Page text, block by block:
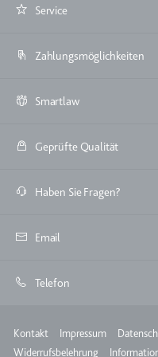
Anbieter:
Anbieter:
Service
Zahlungsmöglichkeiten
Smartlaw
Geprüfte Qualität
Haben Sie Fragen?
Email
Telefon
Meta
Kontakt Impressum
Widerrufsbelehrung